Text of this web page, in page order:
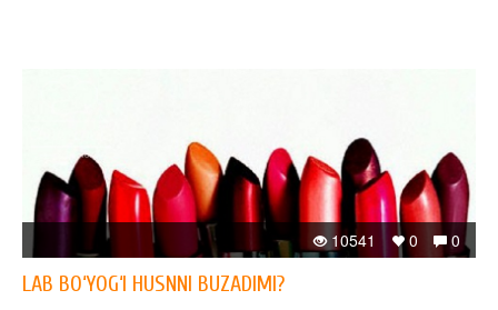
0
0
10541
LAB BO‘YOG‘I HUSNNI BUZADIMI?